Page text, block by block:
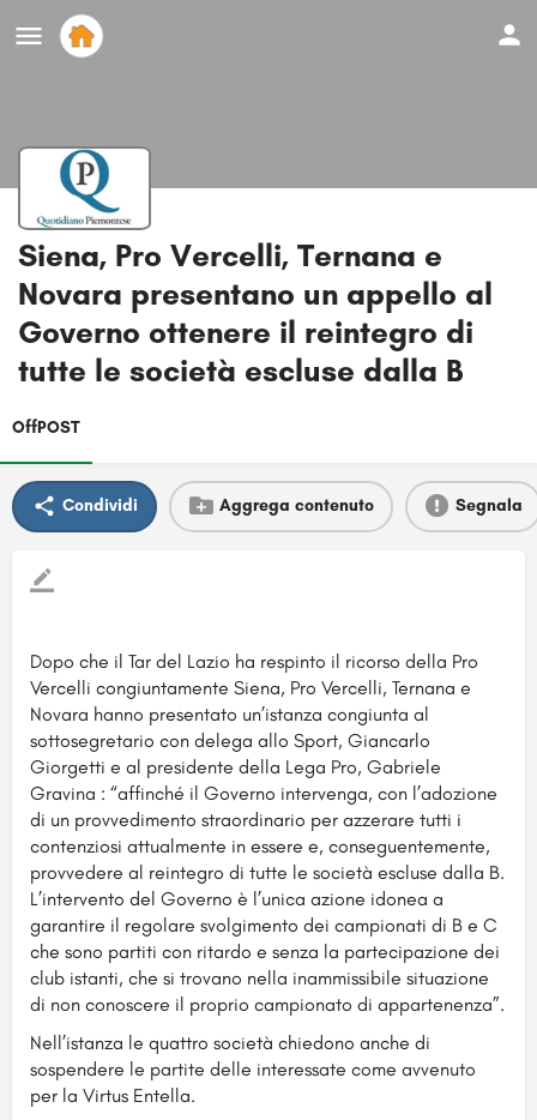
Siena, Pro Vercelli, Ternana e
Novara presentano un appello al
Governo ottenere il reintegro di
tutte le società escluse dalla B
OffPOST
Condividi Aggrega contenuto Segnala
Dopo che il Tar del Lazio ha respinto il ricorso della Pro
Vercelli congiuntamente Siena, Pro Vercelli, Ternana e
Novara hanno presentato un’istanza congiunta al
sottosegretario con delega allo Sport, Giancarlo
Giorgetti e al presidente della Lega Pro, Gabriele
Gravina : “affinché il Governo intervenga, con l’adozione
di un provvedimento straordinario per azzerare tutti i
contenziosi attualmente in essere e, conseguentemente,
provvedere al reintegro di tutte le società escluse dalla B.
L’intervento del Governo è l’unica azione idonea a
garantire il regolare svolgimento dei campionati di B e C
che sono partiti con ritardo e senza la partecipazione dei
club istanti, che si trovano nella inammissibile situazione
di non conoscere il proprio campionato di appartenenza”.
Nell’istanza le quattro società chiedono anche di
sospendere le partite delle interessate come avvenuto
per la Virtus Entella.